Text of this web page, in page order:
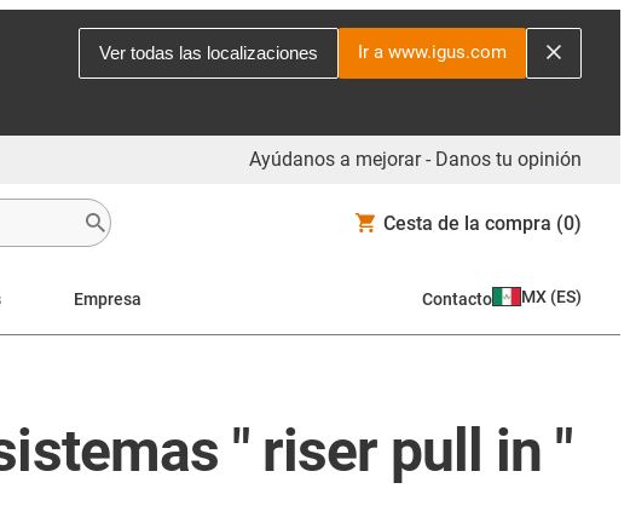
Ver todas las localizaciones Ir a www.igus.com
Ayúdanos a mejorar - Danos tu opinión
Cesta de la compra (0)
Empresa Contacto MX (ES)
" riser pull in "